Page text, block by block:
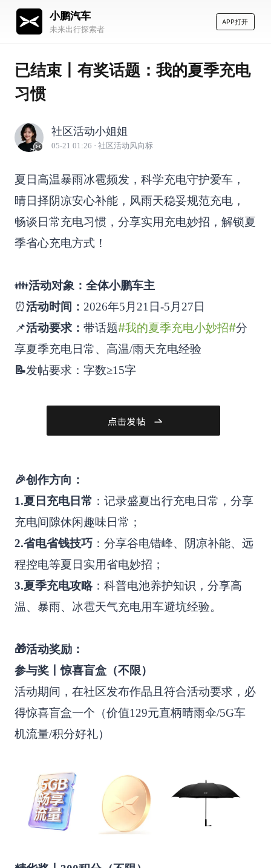
小鹏汽车
未来出行探索者
APP打开
已结束丨有奖话题：我的夏季充电
习惯
社区活动小姐姐
05-21 01:26 · 社区活动风向标
夏日高温暴雨冰雹频发，科学充电守护爱车，
晴日择阴凉安心补能，风雨天稳妥规范充电，
畅谈日常充电习惯，分享实用充电妙招，解锁夏
季省心充电方式！
👪活动对象：全体小鹏车主
⏰活动时间： 2026年5月21日-5月27日
📌活动要求： 带话题#我的夏季充电小妙招#分
享夏季充电日常、高温/雨天充电经验
📝发帖要求：字数≥15字
🎉创作方向：
1.夏日充电日常 ：记录盛夏出行充电日常，分享
充电间隙休闲趣味日常；
2.省电省钱技巧：分享谷电错峰、阴凉补能、远
程控电等夏日实用省电妙招；
3.夏季充电攻略：科普电池养护知识，分享高
温、暴雨、冰雹天气充电用车避坑经验。
🎁活动奖励：
参与奖丨惊喜盲盒（不限）
活动期间，在社区发布作品且符合活动要求，必
得惊喜盲盒一个（价值129元直柄晴雨伞/5G车
机流量/积分好礼）